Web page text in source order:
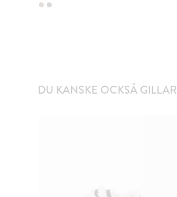
DU KANSKE OCKSÅ GILLAR